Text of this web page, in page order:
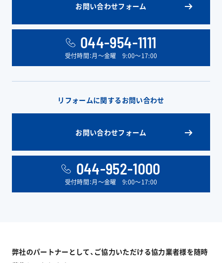
お問い合わせフォーム
044-954-1111
受付時間：月〜金曜 9:00〜17:00
リフォームに関するお問い合わせ
お問い合わせフォーム
044-952-1000
受付時間：月〜金曜 9:00〜17:00
弊社のパートナーとして、ご協力いただける協力業者様を随時